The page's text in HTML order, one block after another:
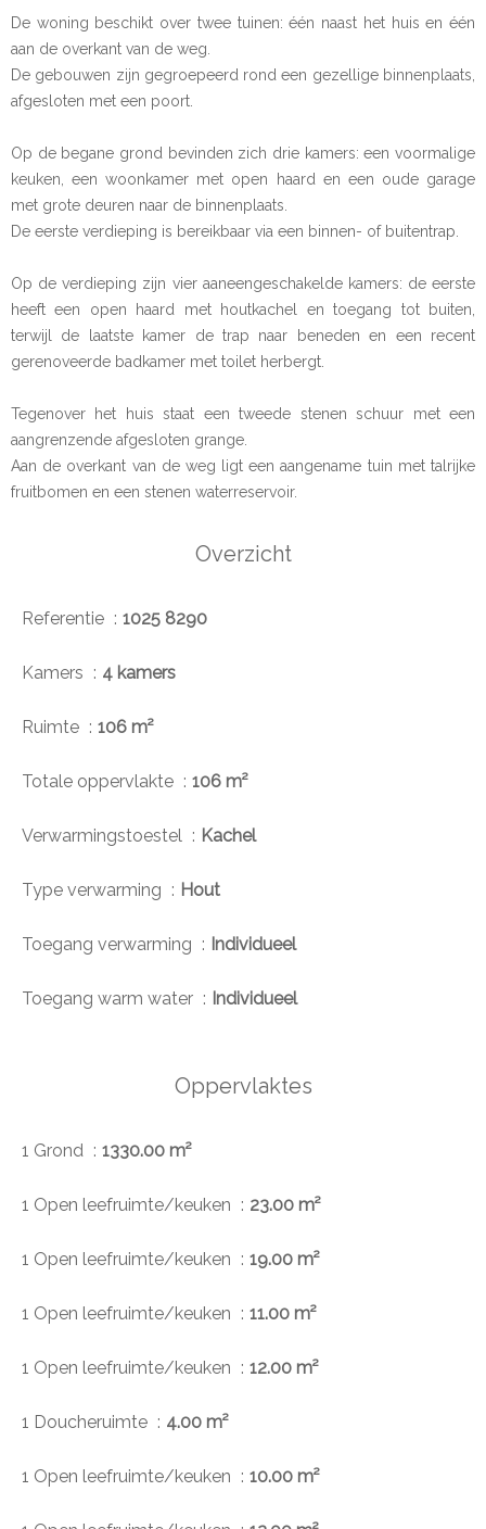
De woning beschikt over twee tuinen: één naast het huis en één
aan de overkant van de weg.
De gebouwen zijn gegroepeerd rond een gezellige binnenplaats,
afgesloten met een poort.
Op de begane grond bevinden zich drie kamers: een voormalige
keuken, een woonkamer met open haard en een oude garage
met grote deuren naar de binnenplaats.
De eerste verdieping is bereikbaar via een binnen- of buitentrap.
Op de verdieping zijn vier aaneengeschakelde kamers: de eerste
heeft een open haard met houtkachel en toegang tot buiten,
terwijl de laatste kamer de trap naar beneden en een recent
gerenoveerde badkamer met toilet herbergt.
Tegenover het huis staat een tweede stenen schuur met een
aangrenzende afgesloten grange.
Aan de overkant van de weg ligt een aangename tuin met talrijke
fruitbomen en een stenen waterreservoir.
Overzicht
Referentie 1025 8290
Kamers 4 kamers
Ruimte 106 m²
Totale oppervlakte 106 m²
Verwarmingstoestel Kachel
Type verwarming Hout
Toegang verwarming Individueel
Toegang warm water Individueel
Oppervlaktes
1 Grond 1330.00 m²
1 Open leefruimte/keuken 23.00 m²
1 Open leefruimte/keuken 19.00 m²
1 Open leefruimte/keuken 11.00 m²
1 Open leefruimte/keuken 12.00 m²
1 Doucheruimte 4.00 m²
1 Open leefruimte/keuken 10.00 m²